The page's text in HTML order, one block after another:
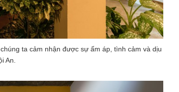
ta cảm nhận được sự ấm áp, tình cảm và dịu
An.